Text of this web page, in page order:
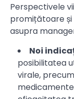
Perspectivele
promițătoare
asupra
Noi
posibilitatea
virale,